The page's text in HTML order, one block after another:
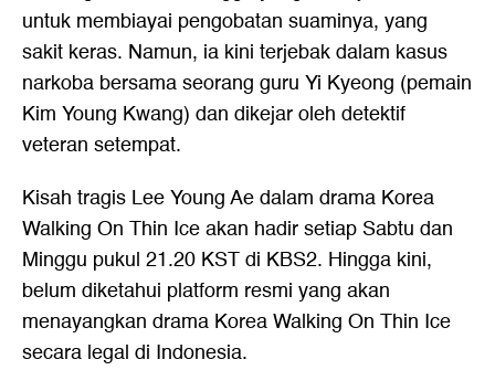
untuk membiayai pengobatan suaminya, yang
sakit keras. Namun, ia kini terjebak dalam kasus
narkoba bersama seorang guru Yi Kyeong (pemain
Kim Young Kwang) dan dikejar oleh detektif
veteran setempat.
Kisah tragis Lee Young Ae dalam drama Korea
Walking On Thin Ice akan hadir setiap Sabtu dan
Minggu pukul 21.20 KST di KBS2. Hingga kini,
belum diketahui platform resmi yang akan
menayangkan drama Korea Walking On Thin Ice
secara legal di Indonesia.